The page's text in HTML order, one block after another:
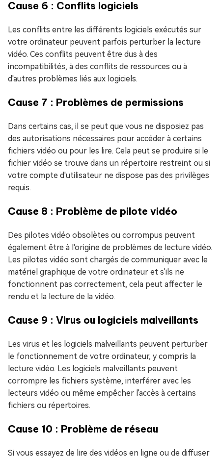
Cause 6 : Conflits logiciels
Les conflits entre les différents logiciels exécutés sur
votre ordinateur peuvent parfois perturber la lecture
vidéo. Ces conflits peuvent être dus à des
incompatibilités, à des conflits de ressources ou à
d'autres problèmes liés aux logiciels.
Cause 7 : Problèmes de permissions
Dans certains cas, il se peut que vous ne disposiez pas
des autorisations nécessaires pour accéder à certains
fichiers vidéo ou pour les lire. Cela peut se produire si le
fichier vidéo se trouve dans un répertoire restreint ou si
votre compte d'utilisateur ne dispose pas des privilèges
requis.
Cause 8 : Problème de pilote vidéo
Des pilotes vidéo obsolètes ou corrompus peuvent
également être à l'origine de problèmes de lecture vidéo.
Les pilotes vidéo sont chargés de communiquer avec le
matériel graphique de votre ordinateur et s'ils ne
fonctionnent pas correctement, cela peut affecter le
rendu et la lecture de la vidéo.
Cause 9 : Virus ou logiciels malveillants
Les virus et les logiciels malveillants peuvent perturber
le fonctionnement de votre ordinateur, y compris la
lecture vidéo. Les logiciels malveillants peuvent
corrompre les fichiers système, interférer avec les
lecteurs vidéo ou même empêcher l'accès à certains
fichiers ou répertoires.
Cause 10 : Problème de réseau
Si vous essayez de lire des vidéos en ligne ou de diffuser